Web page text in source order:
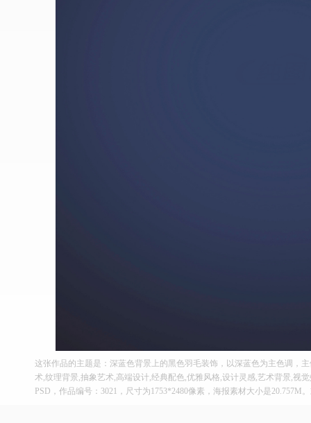
这张作品的主题是：深蓝色背景上的黑色羽毛装饰，以深蓝色为主色调，
术,纹理背景,抽象艺术,高端设计,经典配色,优雅风格,设计灵感,艺术背景,视
PSD，作品编号：3021，尺寸为1753*2480像素，海报素材大小是20.757M